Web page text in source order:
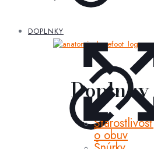
DOPLNKY
Doplnky
Starostlivosť
o obuv